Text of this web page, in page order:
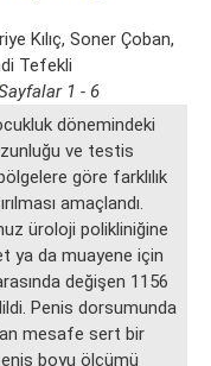
Kılıç, Soner Çoban,
Tefekli
1 - 6
dönemindeki
ve testis
göre farklılık
amaçlandı.
üroloji polikliniğine
ya da muayene için
değişen 1156
Penis dorsumunda
mesafe sert bir
boyu ölçümü